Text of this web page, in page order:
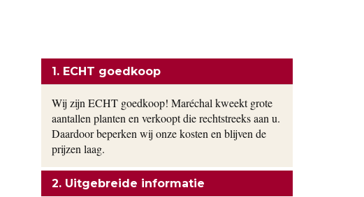
1. ECHT goedkoop
Wij zijn ECHT goedkoop! Maréchal kweekt grote
aantallen planten en verkoopt die rechtstreeks aan u.
Daardoor beperken wij onze kosten en blijven de
prijzen laag.
2. Uitgebreide informatie